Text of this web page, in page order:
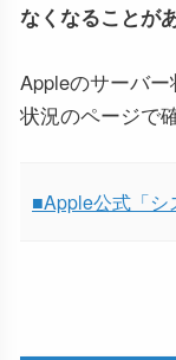
なくなることが
Appleのサーバ
状況のページで
■Apple公式「シ